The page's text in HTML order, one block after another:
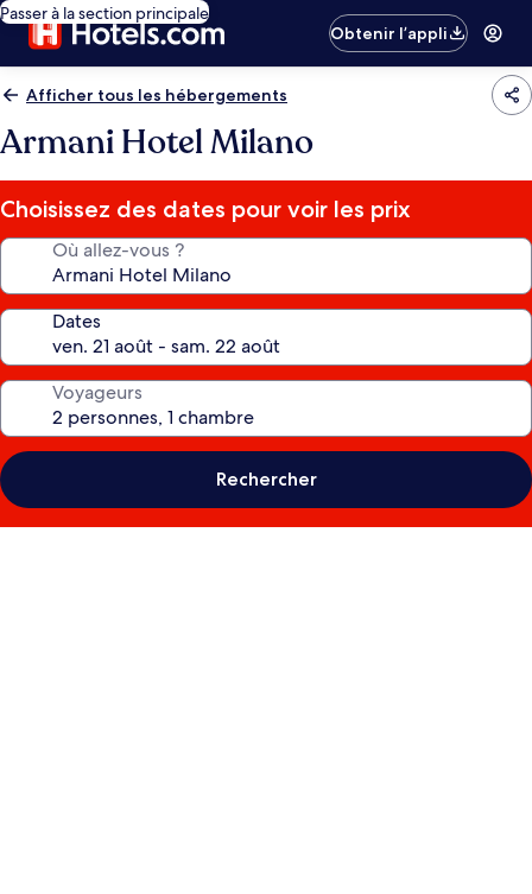
Passer à la section principale
Obtenir l’appli
Afficher tous les hébergements
Armani Hotel Milano
Choisissez des dates pour voir les prix
Où allez-vous ?
Dates
Voyageurs
Rechercher